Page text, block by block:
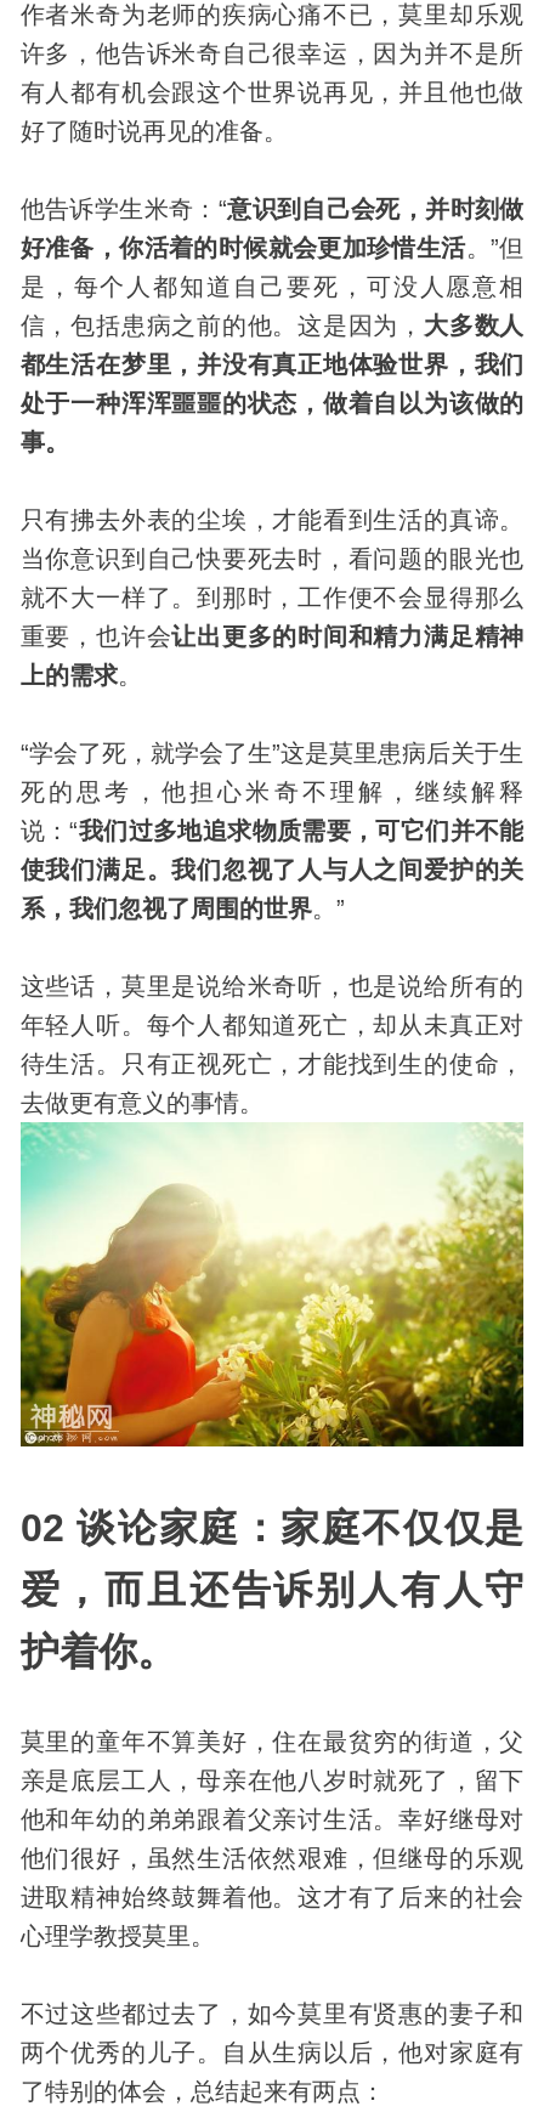
作者米奇为老师的疾病心痛不已，莫里却乐观
许多，他告诉米奇自己很幸运，因为并不是所
有人都有机会跟这个世界说再见，并且他也做
好了随时说再见的准备。
他告诉学生米奇：“意识到自己会死，并时刻做
好准备，你活着的时候就会更加珍惜生活。”但
是，每个人都知道自己要死，可没人愿意相
信，包括患病之前的他。这是因为， 大多数人
都生活在梦里，并没有真正地体验世界，我们
处于一种浑浑噩噩的状态，做着自以为该做的
事。
只有拂去外表的尘埃，才能看到生活的真谛。
当你意识到自己快要死去时，看问题的眼光也
就不大一样了。到那时，工作便不会显得那么
重要，也许会让出更多的时间和精力满足精神
上的需求。
“学会了死，就学会了生”这是莫里患病后关于生
死的思考，他担心米奇不理解，继续解释
说：“我们过多地追求物质需要，可它们并不能
使我们满足。我们忽视了人与人之间爱护的关
系，我们忽视了周围的世界。”
这些话，莫里是说给米奇听，也是说给所有的
年轻人听。每个人都知道死亡，却从未真正对
待生活。只有正视死亡，才能找到生的使命，
去做更有意义的事情。
02 谈论家庭：家庭不仅仅是
爱，而且还告诉别人有人守
护着你。
莫里的童年不算美好，住在最贫穷的街道，父
亲是底层工人，母亲在他八岁时就死了，留下
他和年幼的弟弟跟着父亲讨生活。幸好继母对
他们很好，虽然生活依然艰难，但继母的乐观
进取精神始终鼓舞着他。这才有了后来的社会
心理学教授莫里。
不过这些都过去了，如今莫里有贤惠的妻子和
两个优秀的儿子。自从生病以后，他对家庭有
了特别的体会，总结起来有两点：